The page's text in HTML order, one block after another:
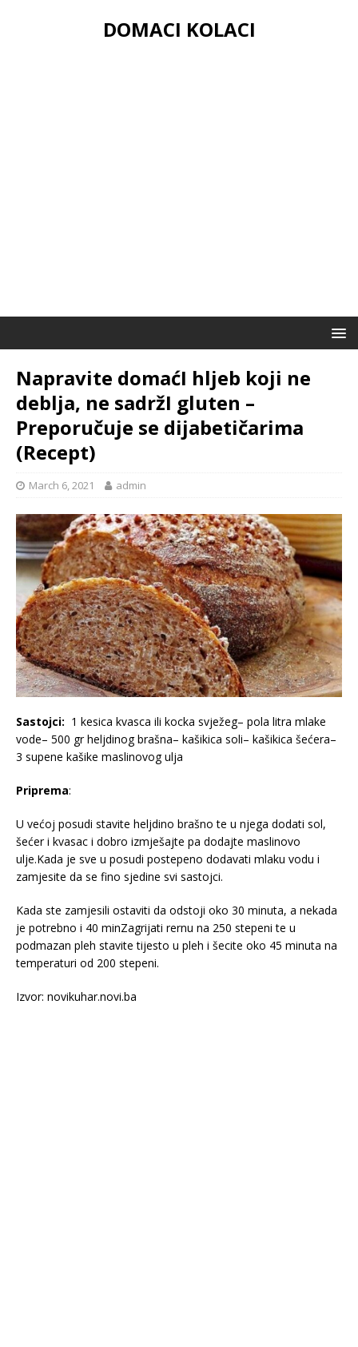
DOMACI KOLACI
Napravite domaćI hljeb koji ne
deblja, ne sadržI gluten –
Preporučuje se dijabetičarima
(Recept)
March 6, 2021 admin
Sastojci: 1 kesica kvasca ili kocka svježeg– pola litra mlake
vode– 500 gr heljdinog brašna– kašikica soli– kašikica šećera–
3 supene kašike maslinovog ulja
Priprema:
U većoj posudi stavite heljdino brašno te u njega dodati sol,
šećer i kvasac i dobro izmješajte pa dodajte maslinovo
ulje.Kada je sve u posudi postepeno dodavati mlaku vodu i
zamjesite da se fino sjedine svi sastojci.
Kada ste zamjesili ostaviti da odstoji oko 30 minuta, a nekada
je potrebno i 40 minZagrijati rernu na 250 stepeni te u
podmazan pleh stavite tijesto u pleh i šecite oko 45 minuta na
temperaturi od 200 stepeni.
Izvor: novikuhar.novi.ba